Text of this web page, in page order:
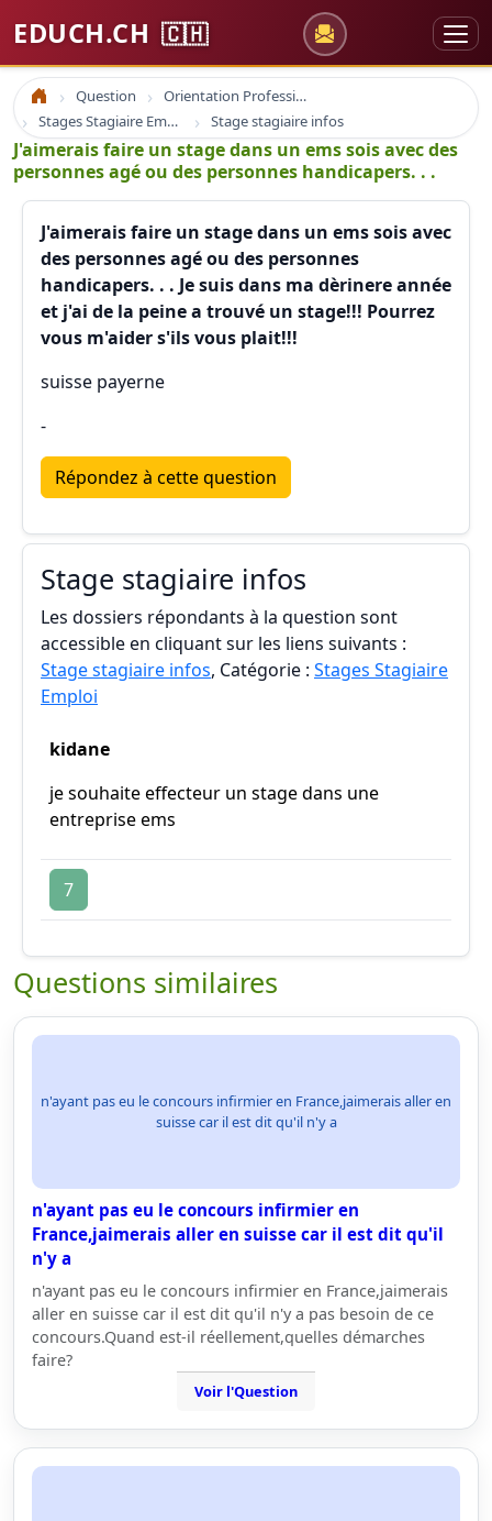
EDUCH.CH 🇨🇭
Accueil Question
Orientation Professionnelle
Stages Stagiaire Emploi
Stage stagiaire infos
J'aimerais faire un stage dans un ems sois avec des
personnes agé ou des personnes handicapers. . .
J'aimerais faire un stage dans un ems sois avec
des personnes agé ou des personnes
handicapers. . . Je suis dans ma dèrinere année
et j'ai de la peine a trouvé un stage!!! Pourrez
vous m'aider s'ils vous plait!!!
suisse payerne
-
Répondez à cette question
Stage stagiaire infos
Les dossiers répondants à la question sont
accessible en cliquant sur les liens suivants :
Stage stagiaire infos, Catégorie : Stages Stagiaire
Emploi
kidane
je souhaite effecteur un stage dans une
entreprise ems
7
Questions similaires
n'ayant pas eu le concours infirmier en France,jaimerais aller en
suisse car il est dit qu'il n'y a
n'ayant pas eu le concours infirmier en
France,jaimerais aller en suisse car il est dit qu'il
n'y a
n'ayant pas eu le concours infirmier en France,jaimerais
aller en suisse car il est dit qu'il n'y a pas besoin de ce
concours.Quand est-il réellement,quelles démarches
faire?
Voir l'Question